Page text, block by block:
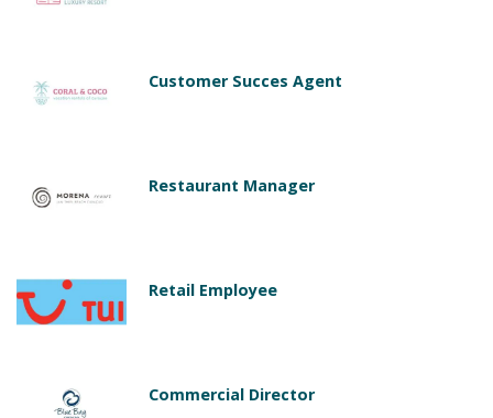
Customer Succes Agent
Restaurant Manager
Retail Employee
Commercial Director